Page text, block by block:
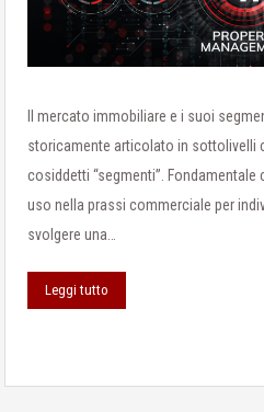
Il mercato immobiliare e i suoi
storicamente articolato in sottolivelli
cosiddetti “segmenti”.
uso nella prassi commerciale per
svolgere una…
Leggi tutto